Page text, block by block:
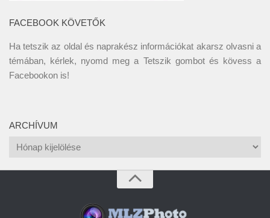
FACEBOOK KÖVETŐK
Ha tetszik az oldal és naprakész információkat akarsz olvasni a
témában, kérlek, nyomd meg a Tetszik gombot és kövess a
Facebookon is!
ARCHÍVUM
Archívum